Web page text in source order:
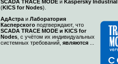
SCADA TRACE MODE и Kaspersky
(KICS for Nodes).
АдАстра и Лаборатория
Касперского подтверждают, что
SCADA TRACE MODE и KICS for
Nodes , с учётом их индивидуальных
системных требований, являются